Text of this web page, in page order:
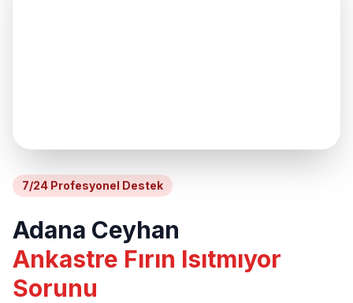
7/24 Profesyonel Destek
Adana Ceyhan
Ankastre Fırın Isıtmıyor
Sorunu